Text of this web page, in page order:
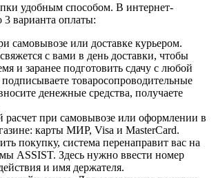
удобным способом. В интернет-
3 варианта оплаты:
самовывозе или доставке курьером.
с вами в день доставки, чтобы
и заранее подготовить сдачу с любой
товаросопроводительные
денежные средства, получаете
расчет при самовывозе или оформлении в
карты МИР, Visa и MasterCard.
покупку, система перенаправит вас на
ASSIST. Здесь нужно ввести номер
и имя держателя.